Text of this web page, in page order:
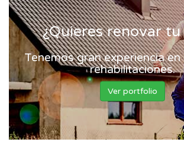
¿Quieres renovar tu
Tenemos gran experiencia
rehabilitaciones.
Ver portfolio